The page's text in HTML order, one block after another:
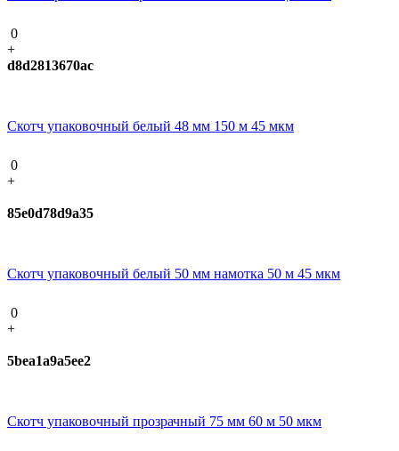
0
+
d8d2813670ac
Скотч упаковочный белый 48 мм 150 м 45 мкм
0
+
85e0d78d9a35
Скотч упаковочный белый 50 мм намотка 50 м 45 мкм
0
+
5bea1a9a5ee2
Скотч упаковочный прозрачный 75 мм 60 м 50 мкм